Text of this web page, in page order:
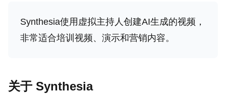
Synthesia使用虚拟主持人创建AI生成的视频，
非常适合培训视频、演示和营销内容。
关于 Synthesia